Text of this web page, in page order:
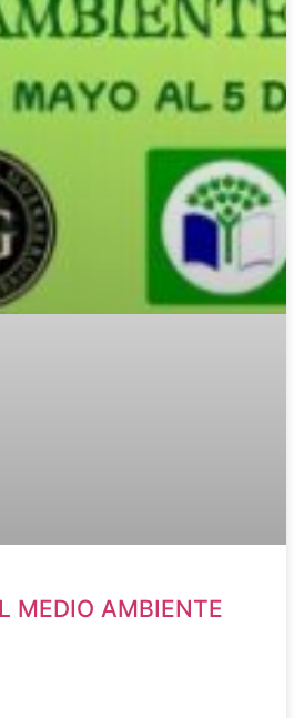
MEDIO AMBIENTE